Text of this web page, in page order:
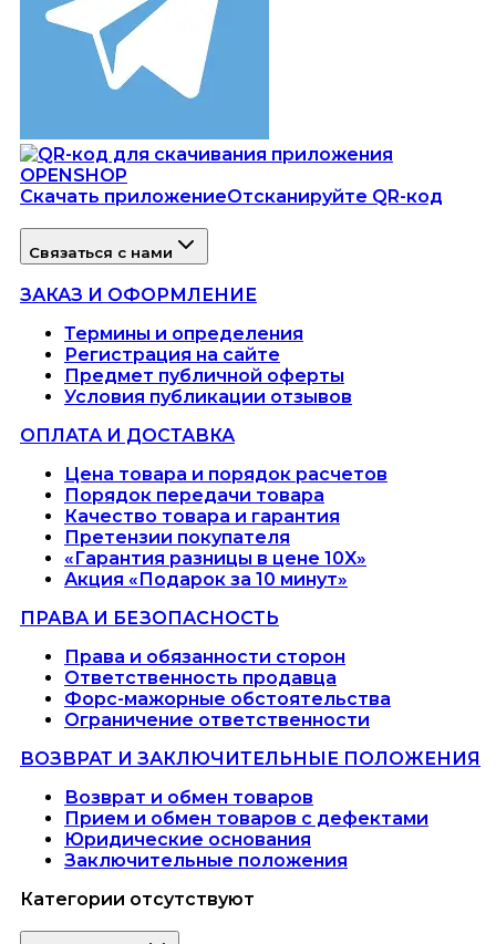
Скачать приложениеОтсканируйте QR-код
Связаться с нами
ЗАКАЗ И ОФОРМЛЕНИЕ
Термины и определения
Регистрация на сайте
Предмет публичной оферты
Условия публикации отзывов
ОПЛАТА И ДОСТАВКА
Цена товара и порядок расчетов
Порядок передачи товара
Качество товара и гарантия
Претензии покупателя
«Гарантия разницы в цене 10X»
Акция «Подарок за 10 минут»
ПРАВА И БЕЗОПАСНОСТЬ
Права и обязанности сторон
Ответственность продавца
Форс-мажорные обстоятельства
Ограничение ответственности
ВОЗВРАТ И ЗАКЛЮЧИТЕЛЬНЫЕ ПОЛОЖЕНИЯ
Возврат и обмен товаров
Прием и обмен товаров с дефектами
Юридические основания
Заключительные положения
Категории отсутствуют